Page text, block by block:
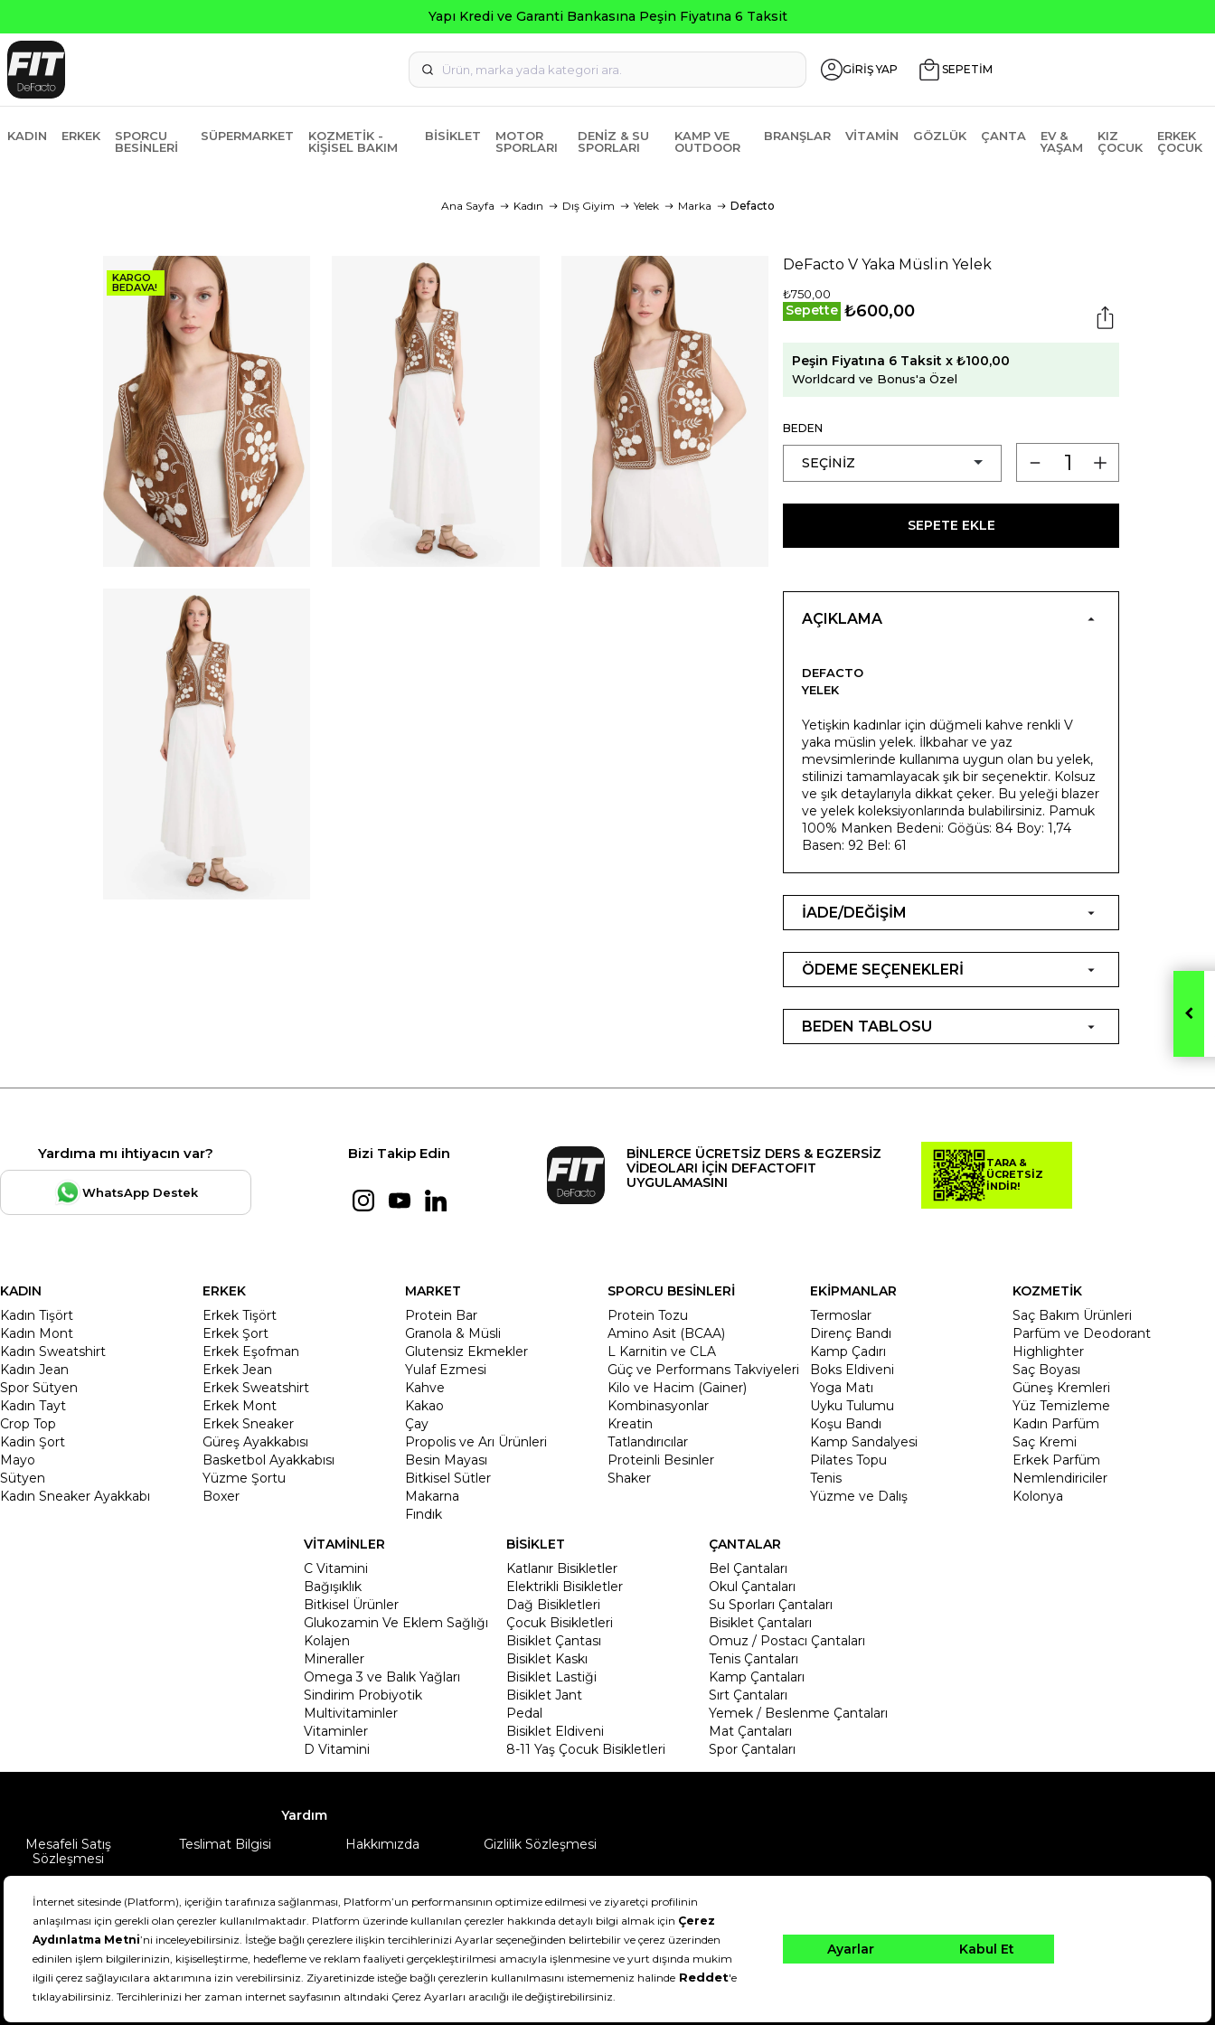
GİRİŞ YAP SEPETİM
KADIN ERKEK
SPORCU
BESINLERI
SÜPERMARKET
KOZMETIK -
KIŞISEL BAKIM
BISIKLET
MOTOR
SPORLARI
DENIZ & SU
SPORLARI
KAMP VE
OUTDOOR
BRANŞLAR VITAMIN GÖZLÜK ÇANTA
EV &
YAŞAM
KIZ
ÇOCUK
ERKEK
ÇOCUK
Ana Sayfa Kadın Dış Giyim Yelek Marka Defacto
KARGO
BEDAVA!
DeFacto V Yaka Müslin Yelek
₺750,00
Sepette ₺600,00
Peşin Fiyatına 6 Taksit x ₺100,00
Worldcard ve Bonus'a Özel
BEDEN
SEPETE EKLE
AÇIKLAMA
DEFACTO
YELEK
Yetişkin kadınlar için düğmeli kahve renkli V
yaka müslin yelek. İlkbahar ve yaz
mevsimlerinde kullanıma uygun olan bu yelek,
stilinizi tamamlayacak şık bir seçenektir. Kolsuz
ve şık detaylarıyla dikkat çeker. Bu yeleği blazer
ve yelek koleksiyonlarında bulabilirsiniz. Pamuk
100% Manken Bedeni: Göğüs: 84 Boy: 1,74
Basen: 92 Bel: 61
İADE/DEĞİŞİM
ÖDEME SEÇENEKLERİ
BEDEN TABLOSU
Yardıma mı ihtiyacın var?
WhatsApp Destek
Bizi Takip Edin
BİNLERCE ÜCRETSİZ DERS & EGZERSİZ
VİDEOLARI İÇİN DEFACTOFIT
UYGULAMASINI
TARA &
ÜCRETSİZ
İNDİR!
KADIN
Kadın Tişört
Kadın Mont
Kadın Sweatshirt
Kadın Jean
Spor Sütyen
Kadın Tayt
Crop Top
Kadin Şort
Mayo
Sütyen
Kadın Sneaker Ayakkabı
ERKEK
Erkek Tişört
Erkek Şort
Erkek Eşofman
Erkek Jean
Erkek Sweatshirt
Erkek Mont
Erkek Sneaker
Güreş Ayakkabısı
Basketbol Ayakkabısı
Yüzme Şortu
Boxer
MARKET
Protein Bar
Granola & Müsli
Glutensiz Ekmekler
Yulaf Ezmesi
Kahve
Kakao
Çay
Propolis ve Arı Ürünleri
Besin Mayası
Bitkisel Sütler
Makarna
Fındık
SPORCU BESİNLERİ
Protein Tozu
Amino Asit (BCAA)
L Karnitin ve CLA
Güç ve Performans Takviyeleri
Kilo ve Hacim (Gainer)
Kombinasyonlar
Kreatin
Tatlandırıcılar
Proteinli Besinler
Shaker
EKİPMANLAR
Termoslar
Direnç Bandı
Kamp Çadırı
Boks Eldiveni
Yoga Matı
Uyku Tulumu
Koşu Bandı
Kamp Sandalyesi
Pilates Topu
Tenis
Yüzme ve Dalış
KOZMETİK
Saç Bakım Ürünleri
Parfüm ve Deodorant
Highlighter
Saç Boyası
Güneş Kremleri
Yüz Temizleme
Kadın Parfüm
Saç Kremi
Erkek Parfüm
Nemlendiriciler
Kolonya
VİTAMİNLER
C Vitamini
Bağışıklık
Bitkisel Ürünler
Glukozamin Ve Eklem Sağlığı
Kolajen
Mineraller
Omega 3 ve Balık Yağları
Sindirim Probiyotik
Multivitaminler
Vitaminler
D Vitamini
BİSİKLET
Katlanır Bisikletler
Elektrikli Bisikletler
Dağ Bisikletleri
Çocuk Bisikletleri
Bisiklet Çantası
Bisiklet Kaskı
Bisiklet Lastiği
Bisiklet Jant
Pedal
Bisiklet Eldiveni
8-11 Yaş Çocuk Bisikletleri
ÇANTALAR
Bel Çantaları
Okul Çantaları
Su Sporları Çantaları
Bisiklet Çantaları
Omuz / Postacı Çantaları
Tenis Çantaları
Kamp Çantaları
Sırt Çantaları
Yemek / Beslenme Çantaları
Mat Çantaları
Spor Çantaları
Yardım
Mesafeli Satış
Sözleşmesi
Teslimat Bilgisi Hakkımızda Gizlilik Sözleşmesi
DeFactoFIT ©️ 2022-2026. Tüm hakları saklıdır.